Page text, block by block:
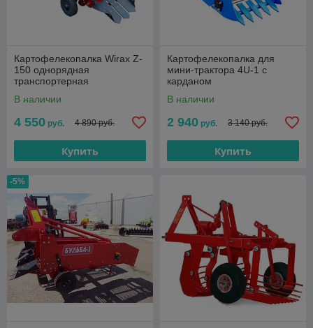
Картофелекопалка Wirax Z-
150 однорядная
транспортерная
В наличии
4 550 руб. 4 890 руб.
Купить
Картофелекопалка для
мини-трактора 4U-1 с
карданом
В наличии
2 940 руб. 3 140 руб.
Купить
-5%